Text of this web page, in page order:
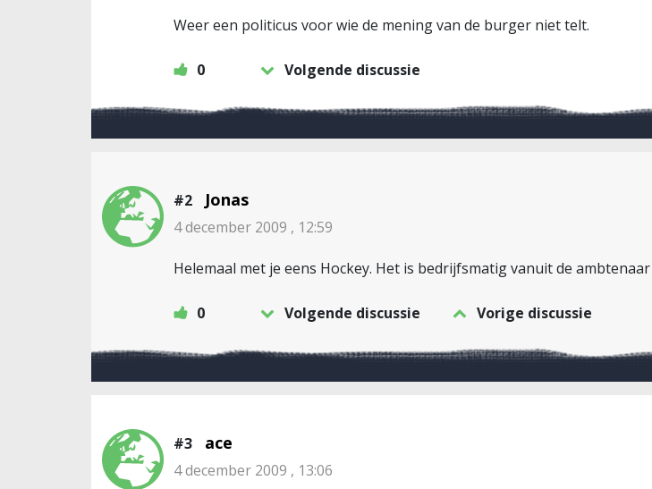
Weer een politicus voor wie de mening van de burger niet telt.
0 Volgende discussie
#2 Jonas
4 december 2009 , 12:59
Helemaal met je eens Hockey. Het is bedrijfsmatig vanuit de
0 Volgende discussie Vorige discussie
#3 ace
4 december 2009 , 13:06